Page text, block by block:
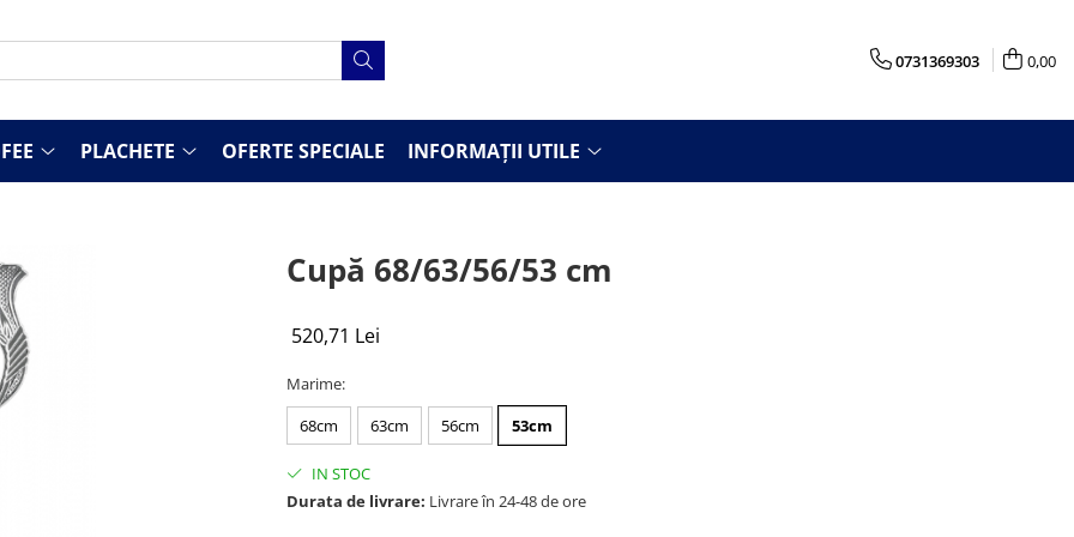
0731369303 0,00
PLACHETE OFERTE SPECIALE INFORMAȚII UTILE
Cupă 68/63/56/53 cm
520,71 Lei
Marime:
68cm
63cm 56cm 53cm
IN STOC
Durata de livrare: Livrare în 24-48 de ore